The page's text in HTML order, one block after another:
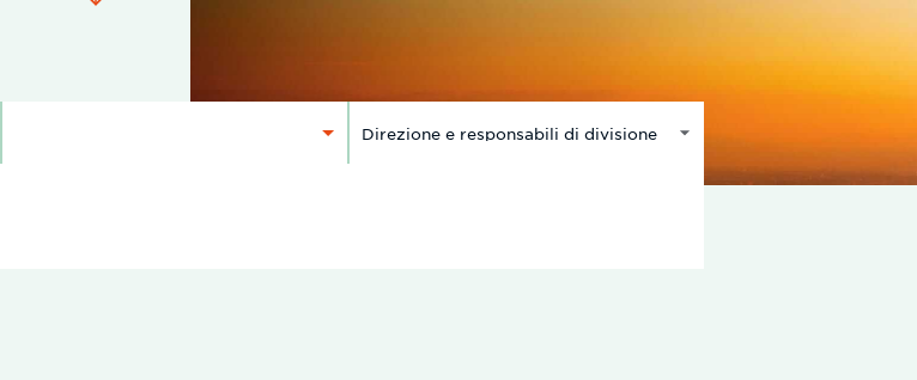
SELEZIONARE